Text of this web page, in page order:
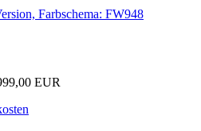
Farbschema: FW948
EUR